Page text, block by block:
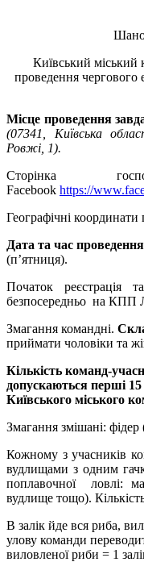
Київський міський
проведення чергового
Місце проведення
(07341, Київська
Ровжі, 1).
Сторінка
Facebook https://
Географічні координати
Дата та час
(п’ятниця).
Початок реєстрація
безпосередньо на КПП
Змагання командні.
приймати чоловіки та
Кількість команд-
допускаються перші
Київського міського
Змагання змішані:
Кожному з учасників
вудлищами з одним
поплавочної ловлі:
вудлище тощо).
В залік йде вся риба,
улову команди
виловленої риби = 1